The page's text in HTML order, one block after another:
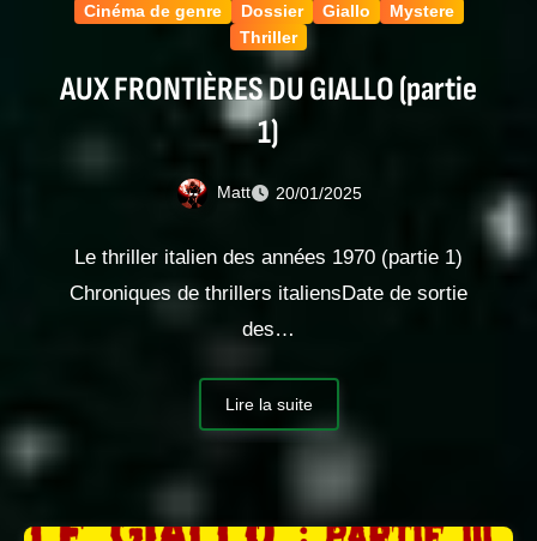
Cinéma de genre Dossier Giallo
Mystere
Thriller
AUX FRONTIÈRES DU GIALLO (partie
1)
Matt 20/01/2025
Le thriller italien des années 1970 (partie 1)
Chroniques de thrillers italiensDate de sortie
des…
Lire la suite